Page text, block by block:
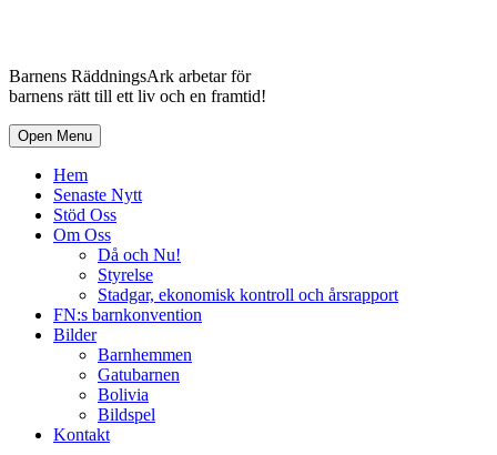
Barnens RäddningsArk arbetar för
barnens rätt till ett liv och en framtid!
Open Menu
Hem
Senaste Nytt
Stöd Oss
Om Oss
Då och Nu!
Styrelse
Stadgar, ekonomisk kontroll och årsrapport
FN:s barnkonvention
Bilder
Barnhemmen
Gatubarnen
Bolivia
Bildspel
Kontakt